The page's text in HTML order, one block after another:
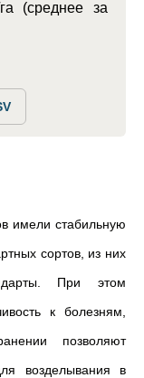
(среднее за
имели стабильную
сортов, из них
При этом
к болезням,
позволяют
возделывания в